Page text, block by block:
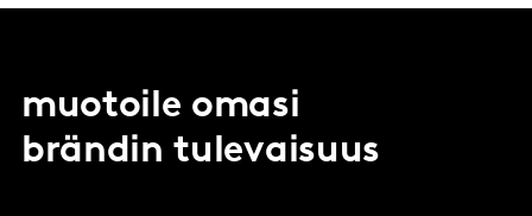
muotoile omasi
brändin tulevaisuus